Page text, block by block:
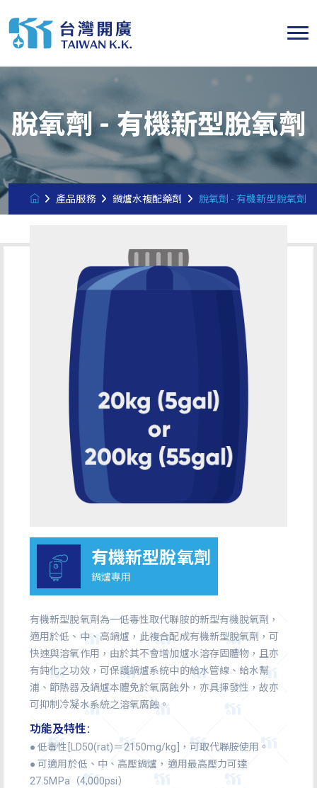
脫氧劑 - 有機新型脫氧劑
產品服務 鍋爐水複配藥劑 脫氧劑 - 有機新型脫氧劑
有機新型脫氧劑
鍋爐專用
有機新型脫氧劑為一低毒性取代聯胺的新型有機脫氧劑，
適用於低、中、高鍋爐，此複合配成有機新型脫氧劑，可
快速與溶氧作用，由於其不會增加爐水溶存固體物，且亦
有鈍化之功效，可保護鍋爐系統中的給水管線、給水幫
浦、節熱器及鍋爐本體免於氧腐蝕外，亦具揮發性，故亦
可抑制冷凝水系統之溶氧腐蝕。
功能及特性:
● 低毒性[LD50(rat)＝2150mg/kg]，可取代聯胺使用。
● 可適用於低、中、高壓鍋爐，適用最高壓力可達
27.5MPa（4,000psi）